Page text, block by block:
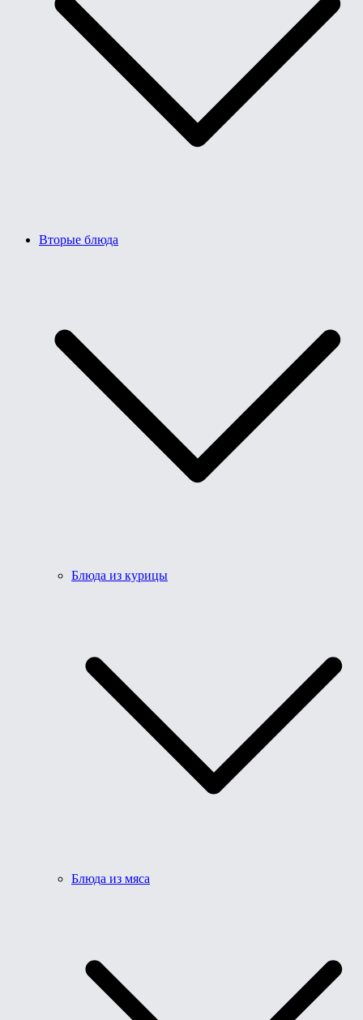
Вторые блюда
Блюда из курицы
Блюда из мяса